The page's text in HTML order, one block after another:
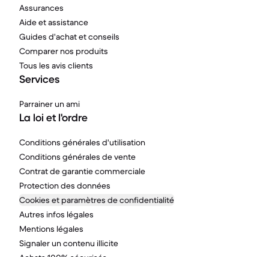
Assurances
Aide et assistance
Guides d'achat et conseils
Comparer nos produits
Tous les avis clients
Services
Parrainer un ami
La loi et l'ordre
Conditions générales d'utilisation
Conditions générales de vente
Contrat de garantie commerciale
Protection des données
Cookies et paramètres de confidentialité
Autres infos légales
Mentions légales
Signaler un contenu illicite